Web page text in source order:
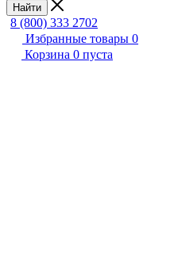
Найти
8 (800) 333 2702
Избранные товары 0
Корзина 0 пуста